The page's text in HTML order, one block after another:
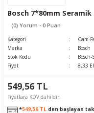
Bosch 7*80mm Seramik
(0) Yorum - 0 Puan
Kategori
Cam-
Marka
Bosch
Stok Kodu
Fiyat
8,33
549,56 TL
Fiyatlara KDV dahildir.
*549,56 TL den başlayan